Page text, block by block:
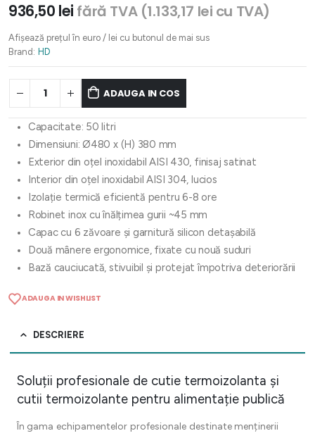
936,50 lei fără TVA (1.133,17 lei cu TVA)
Afișează prețul în euro / lei cu butonul de mai sus
Brand: HD
ADAUGA IN COS
Capacitate: 50 litri
Dimensiuni: Ø480 x (H) 380 mm
Exterior din oțel inoxidabil AISI 430, finisaj satinat
Interior din oțel inoxidabil AISI 304, lucios
Izolație termică eficientă pentru 6-8 ore
Robinet inox cu înălțimea gurii ~45 mm
Capac cu 6 zăvoare și garnitură silicon detașabilă
Două mânere ergonomice, fixate cu nouă suduri
Bază cauciucată, stivuibil și protejat împotriva deteriorării
ADAUGA IN WISHLIST
DESCRIERE
Soluții profesionale de cutie termoizolanta și
cutii termoizolante pentru alimentație publică
În gama echipamentelor profesionale destinate menținerii